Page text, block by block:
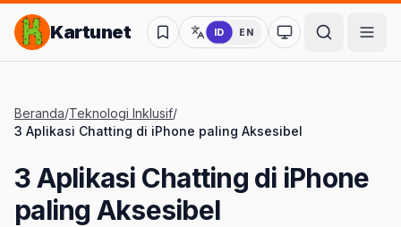
Lompat ke Konten Utama
Kartunet ID EN
Ubah ke mode
Beranda/Teknologi Inklusif/
3 Aplikasi Chatting di iPhone paling Aksesibel
3 Aplikasi Chatting di iPhone
paling Aksesibel